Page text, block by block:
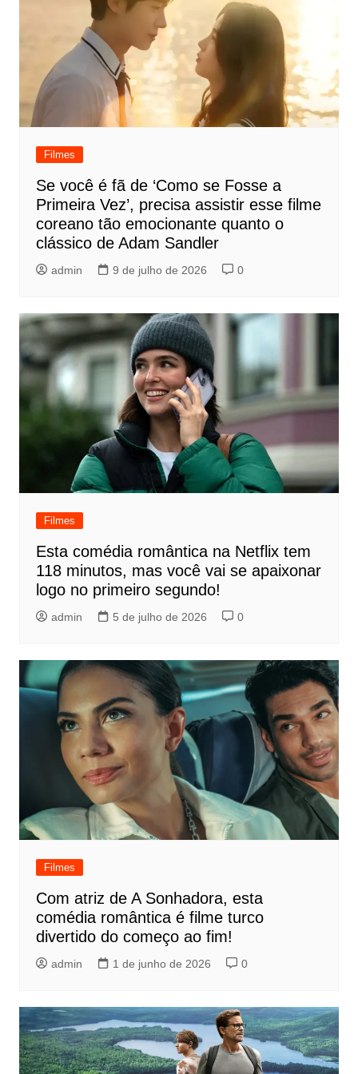
Filmes
Se você é fã de ‘Como se Fosse a
Primeira Vez’, precisa assistir esse filme
coreano tão emocionante quanto o
clássico de Adam Sandler
admin 9 de julho de 2026 0
Filmes
Esta comédia romântica na Netflix tem
118 minutos, mas você vai se apaixonar
logo no primeiro segundo!
admin 5 de julho de 2026 0
Filmes
Com atriz de A Sonhadora, esta
comédia romântica é filme turco
divertido do começo ao fim!
admin 1 de junho de 2026 0